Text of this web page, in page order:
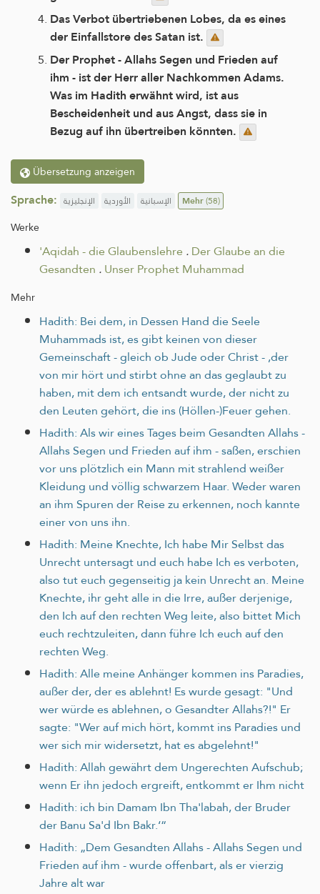
Das Verbot übertriebenen Lobes, da es eines
der Einfallstore des Satan ist.
Der Prophet - Allahs Segen und Frieden auf
ihm - ist der Herr aller Nachkommen Adams.
Was im Hadith erwähnt wird, ist aus
Bescheidenheit und aus Angst, dass sie in
Bezug auf ihn übertreiben könnten.
Übersetzung anzeigen
Sprache: الإنجليزية الأوردية الإسبانية Mehr(58)
Werke
'Aqidah - die Glaubenslehre .Der Glaube an die
Gesandten .Unser Prophet Muhammad
Mehr
Hadith: Bei dem, in Dessen Hand die Seele
Muhammads ist, es gibt keinen von dieser
Gemeinschaft - gleich ob Jude oder Christ - ,der
von mir hört und stirbt ohne an das geglaubt zu
haben, mit dem ich entsandt wurde, der nicht zu
den Leuten gehört, die ins (Höllen-)Feuer gehen.
Hadith: Als wir eines Tages beim Gesandten Allahs -
Allahs Segen und Frieden auf ihm - saßen, erschien
vor uns plötzlich ein Mann mit strahlend weißer
Kleidung und völlig schwarzem Haar. Weder waren
an ihm Spuren der Reise zu erkennen, noch kannte
einer von uns ihn.
Hadith: Meine Knechte, Ich habe Mir Selbst das
Unrecht untersagt und euch habe Ich es verboten,
also tut euch gegenseitig ja kein Unrecht an. Meine
Knechte, ihr geht alle in die Irre, außer derjenige,
den Ich auf den rechten Weg leite, also bittet Mich
euch rechtzuleiten, dann führe Ich euch auf den
rechten Weg.
Hadith: Alle meine Anhänger kommen ins Paradies,
außer der, der es ablehnt! Es wurde gesagt: "Und
wer würde es ablehnen, o Gesandter Allahs?!" Er
sagte: "Wer auf mich hört, kommt ins Paradies und
wer sich mir widersetzt, hat es abgelehnt!"
Hadith: Allah gewährt dem Ungerechten Aufschub;
wenn Er ihn jedoch ergreift, entkommt er Ihm nicht
Hadith: ich bin Damam Ibn Tha'labah, der Bruder
der Banu Sa'd Ibn Bakr.‘“
Hadith: „Dem Gesandten Allahs - Allahs Segen und
Frieden auf ihm - wurde offenbart, als er vierzig
Jahre alt war